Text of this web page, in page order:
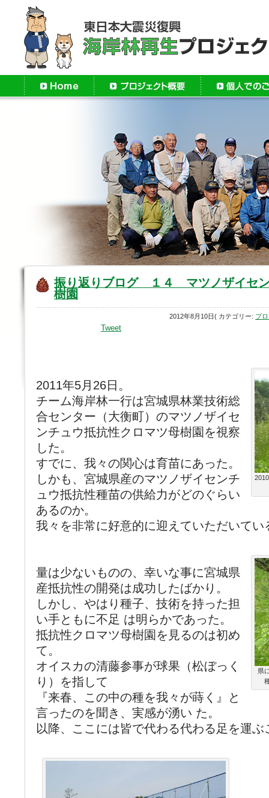
振り返りブログ １４ マツノザイセン
樹園
2012年8月10日( カテゴリー: プ
Tweet
2011年5月26日。
チーム海岸林一行は宮城県林業技術総
合センター（大衡町）のマツノザイセ
ンチュウ抵抗性クロマツ母樹園を視察
した。
すでに、我々の関心は育苗にあった。
しかも、宮城県産のマツノザイセンチ
ュウ抵抗性種苗の供給力がどのぐらい
あるのか。
我々を非常に好意的に迎えていただいてい
県
量は少ないものの、幸いな事に宮城県
産抵抗性の開発は成功したばかり。
しかし、やはり種子、技術を持った担
い手ともに不足 は明らかであった。
抵抗性クロマツ母樹園を見るのは初め
て。
オイスカの清藤参事が球果（松ぼっく
り）を指して
『来春、この中の種を我々が蒔く』と
言ったのを聞き、実感が湧い た。
以降、ここには皆で代わる代わる足を運ぶ